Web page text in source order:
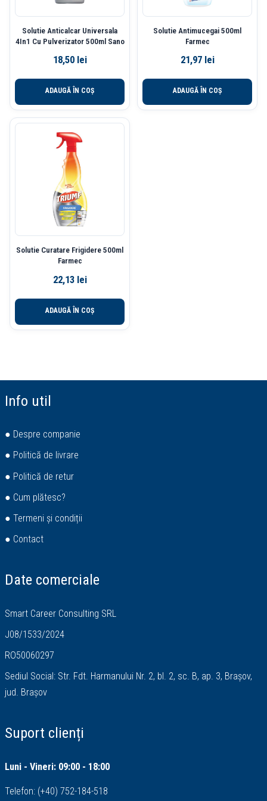
Solutie Anticalcar Universala
4In1 Cu Pulverizator 500ml Sano
18,50 lei
ADAUGĂ ÎN COȘ
Solutie Antimucegai 500ml
Farmec
21,97 lei
ADAUGĂ ÎN COȘ
Solutie Curatare Frigidere 500ml
Farmec
22,13 lei
ADAUGĂ ÎN COȘ
Info util
● Despre companie
● Politică de livrare
● Politică de retur
● Cum plătesc?
● Termeni și condiții
● Contact
Date comerciale
Smart Career Consulting SRL
J08/1533/2024
RO50060297
Sediul Social: Str. Fdt. Harmanului Nr. 2, bl. 2, sc. B, ap. 3, Brașov,
jud. Brașov
Suport clienți
Luni - Vineri: 09:00 - 18:00
Telefon: (+40) 752-184-518